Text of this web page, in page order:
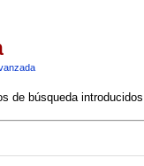
de búsqueda